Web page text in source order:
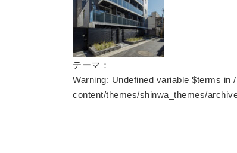
テーマ：
Warning: Undefined variable $terms in
content/themes/shinwa_themes/